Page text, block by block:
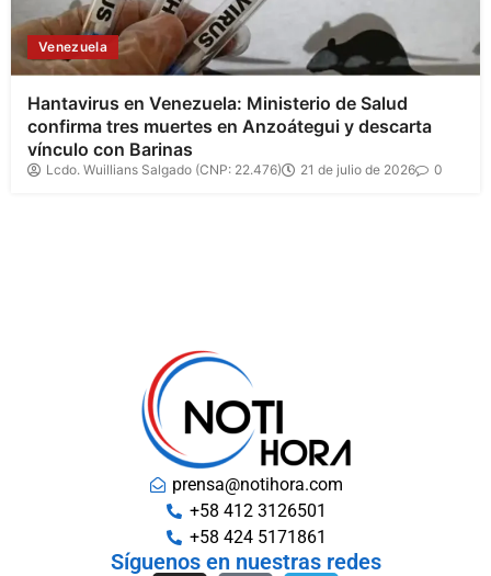
Venezuela
Hantavirus en Venezuela: Ministerio de Salud
confirma tres muertes en Anzoátegui y descarta
vínculo con Barinas
Lcdo. Wuillians Salgado (CNP: 22.476) 21 de julio de 2026 0
prensa@notihora.com
+58 412 3126501
+58 424 5171861
Síguenos en nuestras redes